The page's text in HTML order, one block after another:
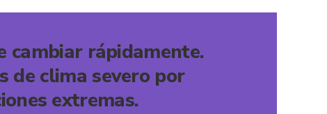
cambiar rápidamente.
de clima severo por
extremas.